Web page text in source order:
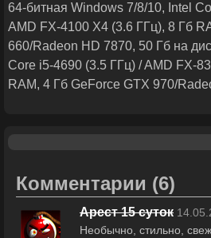
64-битная Windows 7/8/10, Intel
AMD FX-4100 X4 (3.6 ГГц), 8 Гб
660/Radeon HD 7870, 50 Гб на
Core i5-4690 (3.5 ГГц) / AMD FX-
RAM, 4 Гб GeForce GTX 970/
Комментарии (6)
Арест 15 суток
Необычно, стильно,